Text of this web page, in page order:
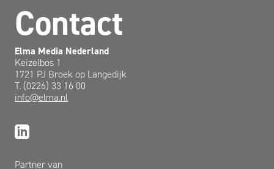
Contact
Elma Media Nederland
Keizelbos 1
1721 PJ Broek op Langedijk
T. (0226) 33 16 00
info@elma.nl
Partner van